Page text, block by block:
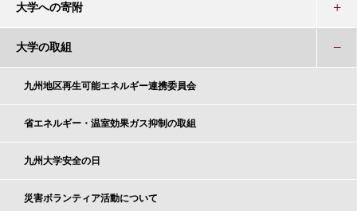
大学への寄附
大学の取組
九州地区再生可能エネルギー連携委員会
省エネルギー・温室効果ガス抑制の取組
九州大学安全の日
災害ボランティア活動について